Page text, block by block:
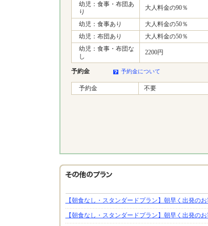
幼児：食事・布団あ
り
大人料金の90％
幼児：食事あり
大人料金の50％
幼児：布団あり
大人料金の50％
幼児：食事・布団な
し
2200円
予約金 予約金について
予約金 不要
【朝食なし・スタンダードプラン】朝早く出発のお
【朝食なし・スタンダードプラン】朝早く出発のお